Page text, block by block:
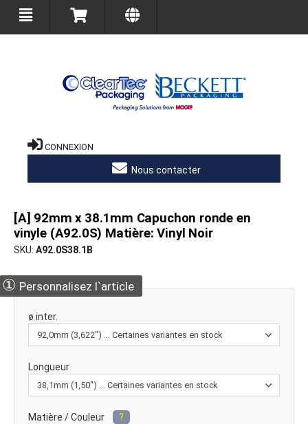
CONNEXION
Nous contacter
[A] 92mm x 38.1mm Capuchon ronde en
vinyle (A92.0S) Matière: Vinyl Noir
SKU A92.0S38.1B
① Personnalisez l`article
ø inter.
Longueur
Matière / Couleur ?